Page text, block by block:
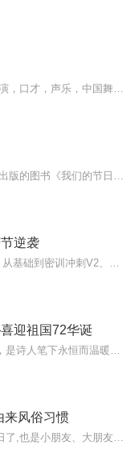
逆袭
迎祖国72华诞
来风俗习惯